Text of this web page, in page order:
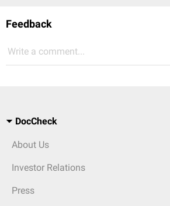
Feedback
Write a comment...
DocCheck
About Us
Investor Relations
Press